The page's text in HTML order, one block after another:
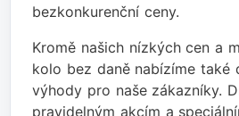
bezkonkurenční ceny.
Kromě našich nízkých cen a
kolo bez daně nabízíme také
výhody pro naše zákazníky.
pravidelným akcím a